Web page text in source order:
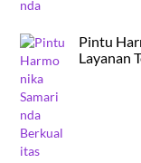
Pintu
Layanan